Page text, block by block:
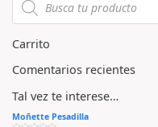
e
5
Carrito
Comentarios recientes
Tal vez te interese…
Moñette Pesadilla